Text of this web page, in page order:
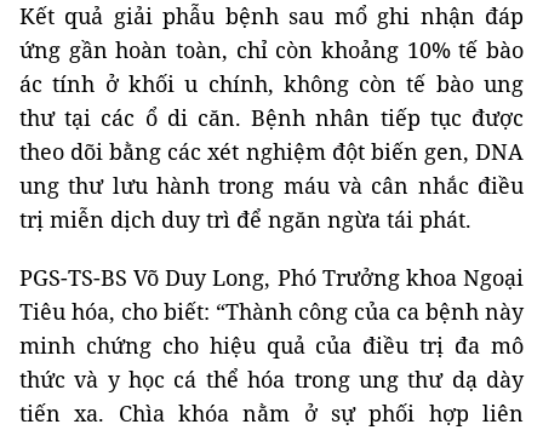
Kết quả giải phẫu bệnh sau mổ ghi nhận đáp
ứng gần hoàn toàn, chỉ còn khoảng 10% tế bào
ác tính ở khối u chính, không còn tế bào ung
thư tại các ổ di căn. Bệnh nhân tiếp tục được
theo dõi bằng các xét nghiệm đột biến gen, DNA
ung thư lưu hành trong máu và cân nhắc điều
trị miễn dịch duy trì để ngăn ngừa tái phát.
PGS-TS-BS Võ Duy Long, Phó Trưởng khoa Ngoại
Tiêu hóa, cho biết: “Thành công của ca bệnh này
minh chứng cho hiệu quả của điều trị đa mô
thức và y học cá thể hóa trong ung thư dạ dày
tiến xa. Chìa khóa nằm ở sự phối hợp liên